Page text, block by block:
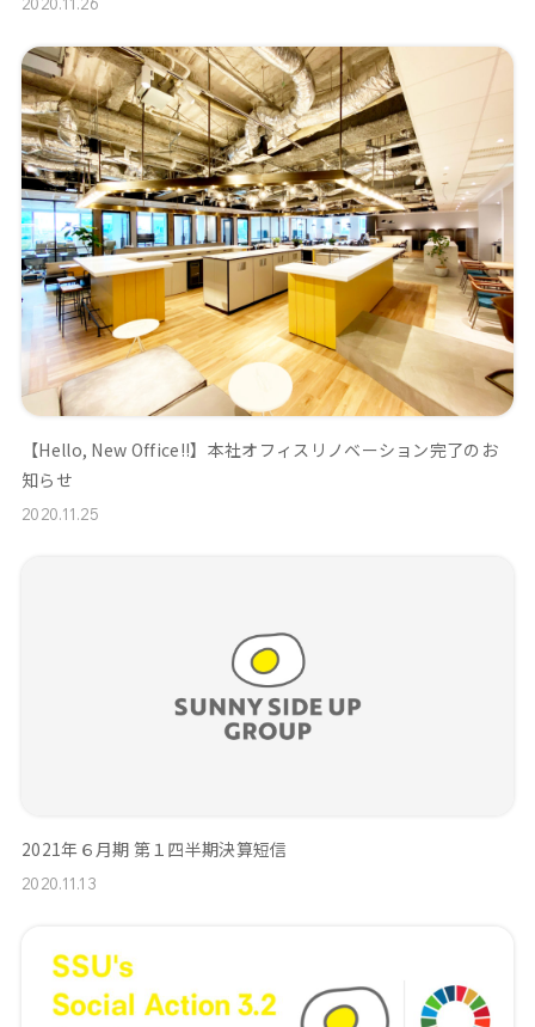
【Hello, New Office!!】本社オフィスリノベーション完了のお
知らせ
2020.11.25
2021年６月期 第１四半期決算短信
2020.11.13